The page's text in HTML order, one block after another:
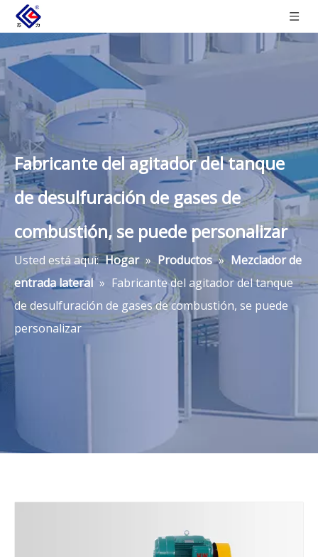
Fabricante del agitador del tanque
de desulfuración de gases de
combustión, se puede personalizar
Usted está aquí: Hogar » Productos » Mezclador de
entrada lateral » Fabricante del agitador del tanque
de desulfuración de gases de combustión, se puede
personalizar